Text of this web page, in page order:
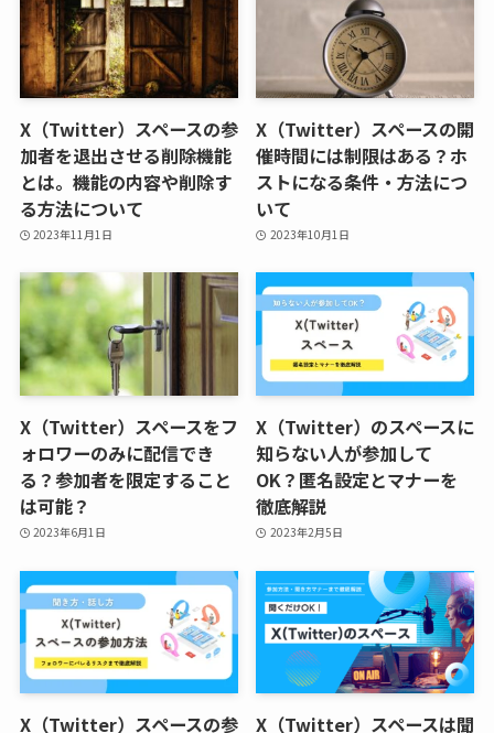
X（Twitter）スペースの参
加者を退出させる削除機能
とは。機能の内容や削除す
る方法について
2023年11月1日
X（Twitter）スペースの開
催時間には制限はある？ホ
ストになる条件・方法につ
いて
2023年10月1日
X（Twitter）スペースをフ
ォロワーのみに配信でき
る？参加者を限定すること
は可能？
2023年6月1日
X（Twitter）のスペースに
知らない人が参加して
OK？匿名設定とマナーを
徹底解説
2023年2月5日
X（Twitter）スペースの参 X（Twitter）スペースは聞